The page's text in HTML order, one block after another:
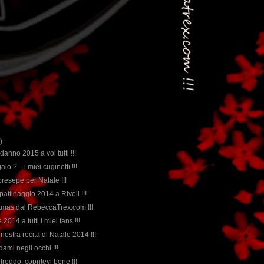
2015 a voi tutti !!!
? ...i miei cuginetti !!!
per Natale !!!
2014 a Rivoli !!!
dal RebeccaTrex.com !!!
2014 a tutti i miei fans !!!
recita di Natale 2014 !!!
negli occhi !!!
copritevi bene !!!